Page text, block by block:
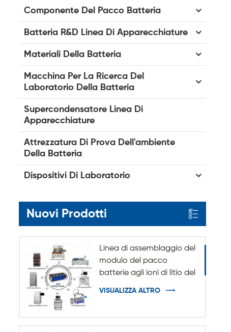
Componente Del Pacco Batteria
Batteria R&D Linea Di Apparecchiature
Materiali Della Batteria
Macchina Per La Ricerca Del
Laboratorio Della Batteria
Supercondensatore Linea Di
Apparecchiature
Attrezzatura Di Prova Dell'ambiente
Della Batteria
Dispositivi Di Laboratorio
Nuovi Prodotti
Linea di assemblaggio del
modulo del pacco
batterie agli ioni di litio del
VISUALIZZA ALTRO